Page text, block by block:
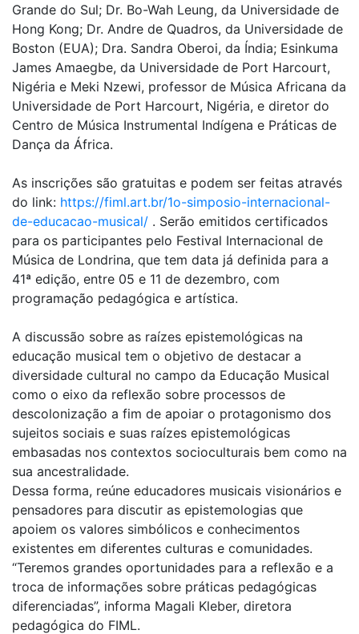
Grande do Sul; Dr. Bo-Wah Leung, da Universidade de
Hong Kong; Dr. Andre de Quadros, da Universidade de
Boston (EUA); Dra. Sandra Oberoi, da Índia; Esinkuma
James Amaegbe, da Universidade de Port Harcourt,
Nigéria e Meki Nzewi, professor de Música Africana da
Universidade de Port Harcourt, Nigéria, e diretor do
Centro de Música Instrumental Indígena e Práticas de
Dança da África.
As inscrições são gratuitas e podem ser feitas através
do link: https://fiml.art.br/1o-simposio-internacional-
de-educacao-musical/ . Serão emitidos certificados
para os participantes pelo Festival Internacional de
Música de Londrina, que tem data já definida para a
41ª edição, entre 05 e 11 de dezembro, com
programação pedagógica e artística.
A discussão sobre as raízes epistemológicas na
educação musical tem o objetivo de destacar a
diversidade cultural no campo da Educação Musical
como o eixo da reflexão sobre processos de
descolonização a fim de apoiar o protagonismo dos
sujeitos sociais e suas raízes epistemológicas
embasadas nos contextos socioculturais bem como na
sua ancestralidade.
Dessa forma, reúne educadores musicais visionários e
pensadores para discutir as epistemologias que
apoiem os valores simbólicos e conhecimentos
existentes em diferentes culturas e comunidades.
“Teremos grandes oportunidades para a reflexão e a
troca de informações sobre práticas pedagógicas
diferenciadas”, informa Magali Kleber, diretora
pedagógica do FIML.